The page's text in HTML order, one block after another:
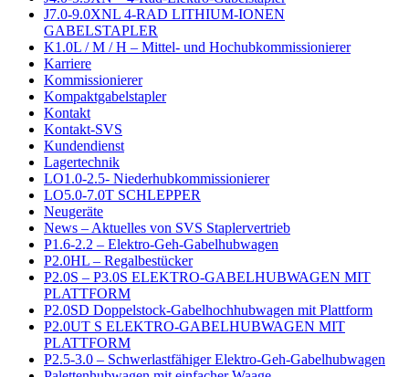
J7.0-9.0XNL 4-RAD LITHIUM-IONEN
GABELSTAPLER
K1.0L / M / H – Mittel- und Hochubkommissionierer
Karriere
Kommissionierer
Kompaktgabelstapler
Kontakt
Kontakt-SVS
Kundendienst
Lagertechnik
LO1.0-2.5- Niederhubkommissionierer
LO5.0-7.0T SCHLEPPER
Neugeräte
News – Aktuelles von SVS Staplervertrieb
P1.6-2.2 – Elektro-Geh-Gabelhubwagen
P2.0HL – Regalbestücker
P2.0S – P3.0S ELEKTRO-GABELHUBWAGEN MIT
PLATTFORM
P2.0SD Doppelstock-Gabelhochhubwagen mit Plattform
P2.0UT S ELEKTRO-GABELHUBWAGEN MIT
PLATTFORM
P2.5-3.0 – Schwerlastfähiger Elektro-Geh-Gabelhubwagen